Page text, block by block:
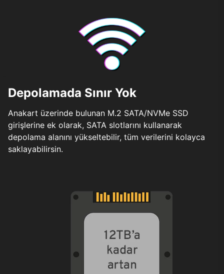
Depolamada Sınır Yok
Anakart üzerinde bulunan M.2 SATA/NVMe SSD
girişlerine ek olarak, SATA slotlarını kullanarak
depolama alanını yükseltebilir, tüm verilerini kolayca
saklayabilirsin.